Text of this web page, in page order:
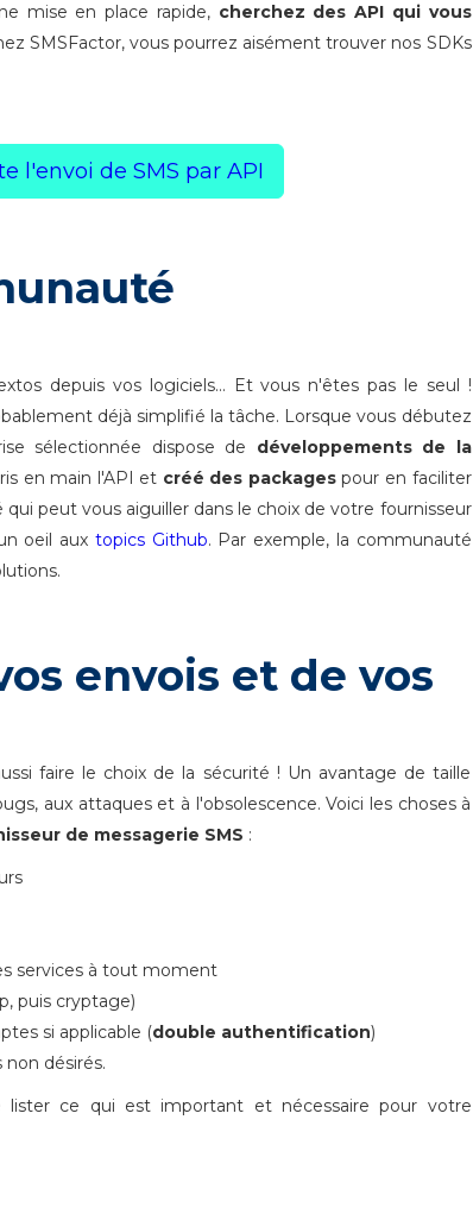
mise en place rapide, cherchez des API qui vous
SMSFactor, vous pourrez aisément trouver nos SDKs
l'envoi de SMS par API
depuis vos logiciels... Et vous n'êtes pas le seul !
déjà simplifié la tâche. Lorsque vous débutez
sélectionnée dispose de développements de la
en main l'API et créé des packagespour en faciliter
peut vous aiguiller dans le choix de votre fournisseur
oeil aux topics Github. Par exemple, la communauté
envois et de vos
faire le choix de la sécurité ! Un avantage de taille
aux attaques et à l'obsolescence. Voici les choses à
de messagerie SMS :
services à tout moment
puis cryptage)
si applicable (double authentification)
désirés.
ce qui est important et nécessaire pour votre